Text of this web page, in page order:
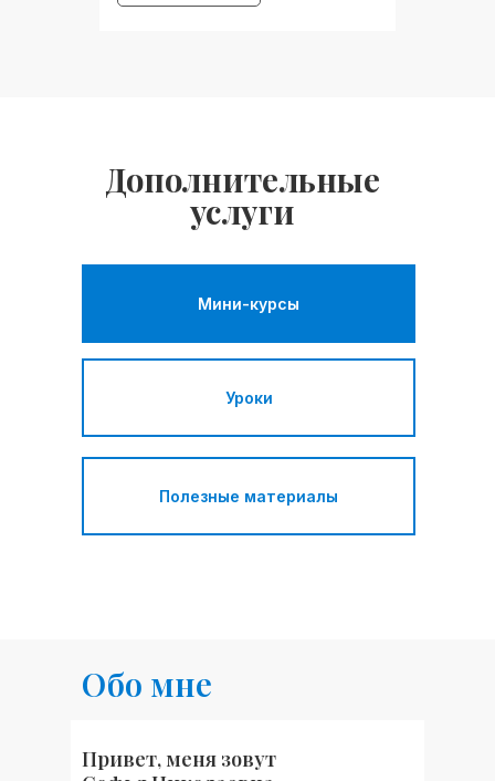
Полезные материалы
Дополнительные
услуги
Уроки
Мини-курсы
Обо мне
Привет, меня зовут